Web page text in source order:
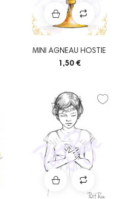
MINI AGNEAU HOSTIE
1,50 €